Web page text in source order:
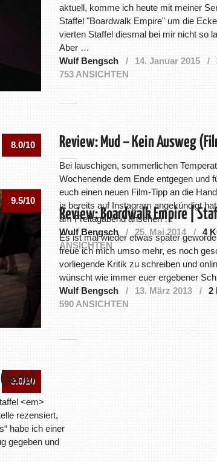
aktuell, komme ich heute mit meiner
Staffel "Boardwalk Empire" um die
vierten Staffel diesmal bei mir nicht so
Aber …
Wulf Bengsch
14. Januar 2015
753 ANSICHTEN
8.0/10 Review: Mud – Kein Ausweg
Bei lauschigen, sommerlichen
Wochenende dem Ende entgegen und
euch einen neuen Film-Tipp an die
ja bereits auf Instagram angekündigt
am Freitagabend ansehen …
Wulf Bengsch
25. Mai 2014 4
ANSICHTEN
9.5/10
Review: Boardwalk Empire |
Es ist mal wieder etwas später
freue ich mich umso mehr, es noch
vorliegende Kritik zu schreiben und
wünscht wie immer euer ergebener
Wulf Bengsch
13. März 2013
2
590 ANSICHTEN
9.0/10
<em>
rezensiert,
habe ich einer
gegeben und